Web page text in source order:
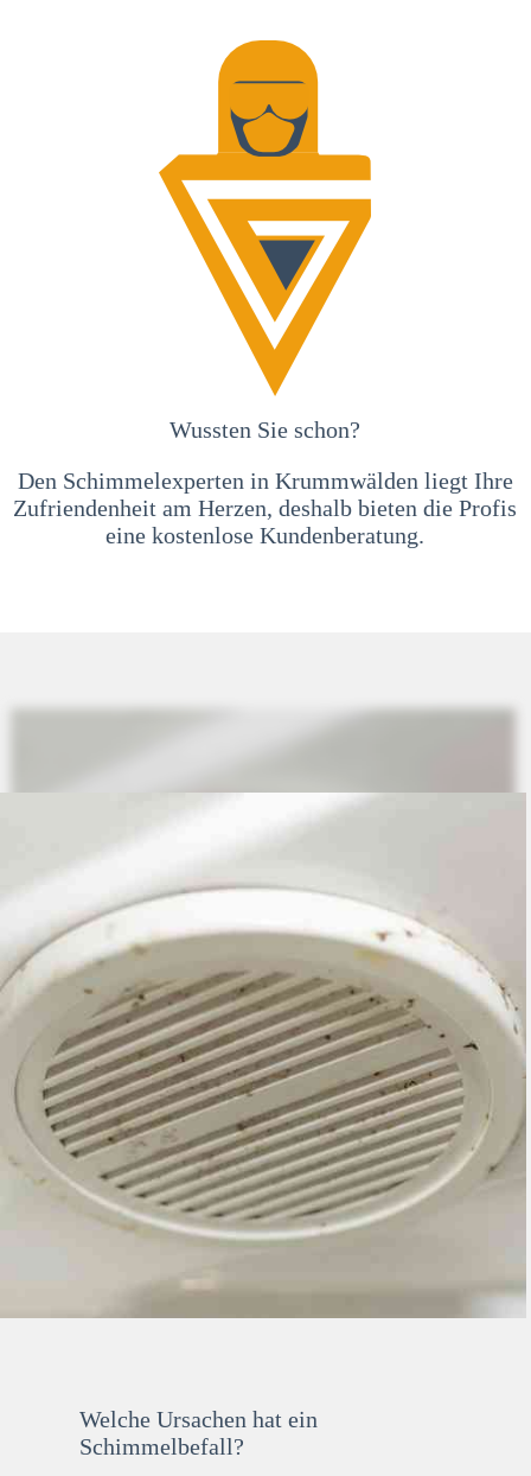
Wussten Sie schon?
Den Schimmelexperten in Krummwälden liegt Ihre
Zufriendenheit am Herzen, deshalb bieten die Profis
eine kostenlose Kundenberatung.
Welche Ursachen hat ein
Schimmelbefall?